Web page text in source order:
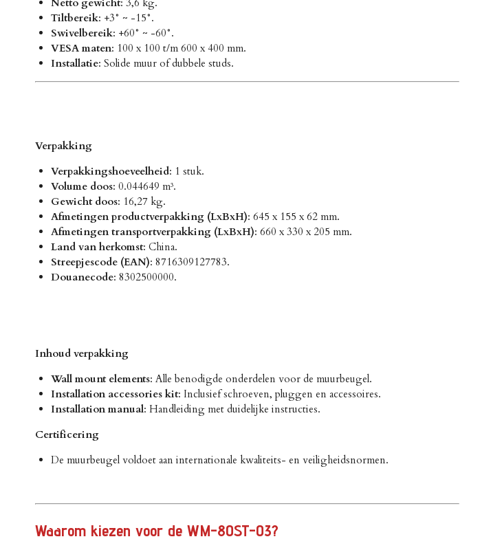
Tiltbereik: +3° ~ -15°.
Swivelbereik: +60° ~ -60°.
VESA maten: 100 x 100 t/m 600 x 400 mm.
Installatie: Solide muur of dubbele studs.
Verpakking
Verpakkingshoeveelheid: 1 stuk.
Volume doos: 0.044649 m³.
Gewicht doos: 16,27 kg.
Afmetingen productverpakking (LxBxH): 645 x 155 x 62 mm.
Afmetingen transportverpakking (LxBxH): 660 x 330 x 205 mm.
Land van herkomst: China.
Streepjescode (EAN): 8716309127783.
Douanecode: 8302500000.
Inhoud verpakking
Wall mount elements: Alle benodigde onderdelen voor de muurbeugel.
Installation accessories kit: Inclusief schroeven, pluggen en accessoires.
Installation manual: Handleiding met duidelijke instructies.
Certificering
De muurbeugel voldoet aan internationale kwaliteits- en veiligheidsnormen.
Waarom kiezen voor de WM-80ST-03?